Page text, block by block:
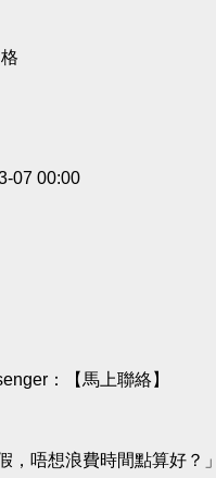
07 00:00
： 【馬上聯絡】
，唔想浪費時間點算好？」